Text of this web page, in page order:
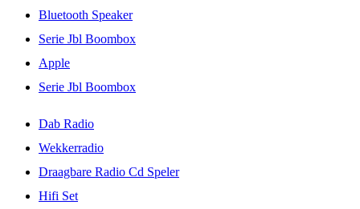
Bluetooth Speaker
Serie Jbl Boombox
Apple
Serie Jbl Boombox
Dab Radio
Wekkerradio
Draagbare Radio Cd Speler
Hifi Set